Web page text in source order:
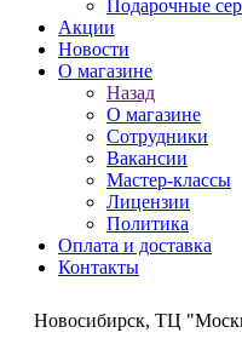
Подарочные
Акции
Новости
О магазине
Назад
О магазине
Сотрудники
Вакансии
Мастер-классы
Лицензии
Политика
Оплата и доставка
Контакты
Новосибирск, ТЦ